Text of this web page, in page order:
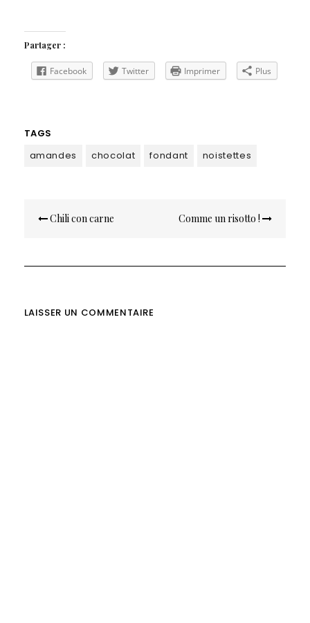
Partager :
Facebook Twitter Imprimer Plus
TAGS
amandes
chocolat fondant noistettes
Navigation
de Chili con carne Comme un risotto !
LAISSER UN COMMENTAIRE